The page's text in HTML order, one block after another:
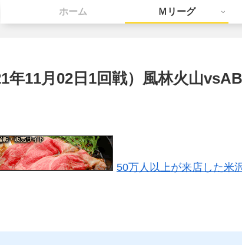
ホーム Ｍリーグ
年11月02日1回戦）風林火山
50万人以上が来店した米